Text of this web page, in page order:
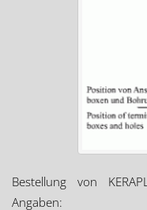
Bestellung von
Angaben: